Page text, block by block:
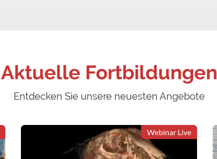
Aktuelle Fortbildungen
Entdecken Sie unsere neuesten Angebote
Webinar Live